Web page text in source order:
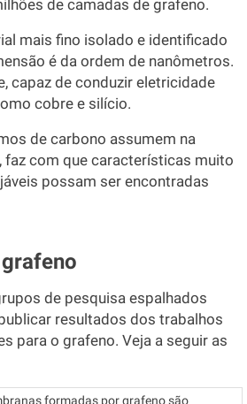
de camadas de grafeno.
mais fino isolado e identificado
é da ordem de nanômetros.
capaz de conduzir eletricidade
cobre e silício.
de carbono assumem na
faz com que características muito
possam ser encontradas
de pesquisa espalhados
resultados dos trabalhos
para o grafeno. Veja a seguir as
formadas por grafeno são